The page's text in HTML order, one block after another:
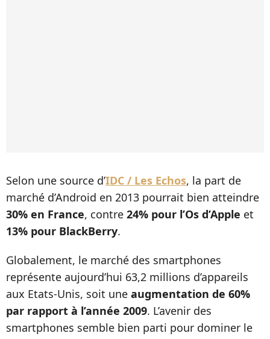
Selon une source d’IDC / Les Echos, la part de
marché d’Android en 2013 pourrait bien atteindre
30% en France, contre 24% pour l’Os d’Apple et
13% pour BlackBerry.
Globalement, le marché des smartphones
représente aujourd’hui 63,2 millions d’appareils
aux Etats-Unis, soit une augmentation de 60%
par rapport à l’année 2009. L’avenir des
smartphones semble bien parti pour dominer le